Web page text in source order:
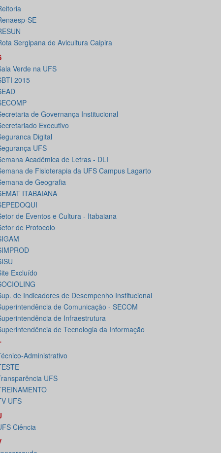
SE
Sergipana de Avicultura Caipira
Verde na UFS
2015
de Governança Institucional
Executivo
Digital
UFS
Acadêmica de Letras - DLI
de Fisioterapia da UFS Campus Lagarto
de Geografia
ITABAIANA
de Eventos e Cultura - Itabaiana
de Protocolo
Excluído
de Indicadores de Desempenho Institucional
de Comunicação - SECOM
de Infraestrutura
de Tecnologia da Informação
Administrativo
UFS
UFS
Ciência